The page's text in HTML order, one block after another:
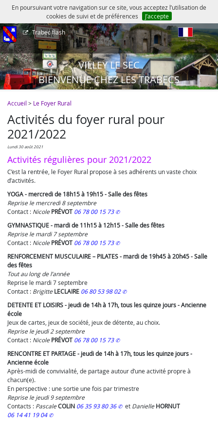
En poursuivant votre navigation sur ce site, vous acceptez l’utilisation de
cookies de suivi et de préférences
J’accepte
Trabec flash
VILLEY LE SEC
BIENVENUE CHEZ LES TRABECS
Accueil > Le Foyer Rural
Activités du foyer rural pour
2021/2022
lundi 30 août 2021
Activités régulières pour 2021/2022
C’est la rentrée, le Foyer Rural propose à ses adhérents un vaste choix
d’activités.
YOGA - mercredi de 18h15 à 19h15 - Salle des fêtes
Reprise le mercredi 8 septembre
Contact : Nicole PRÉVOT 06 78 00 15 73
GYMNASTIQUE - mardi de 11h15 à 12h15 - Salle des fêtes
Reprise le mardi 7 septembre
Contact : Nicole PRÉVOT 06 78 00 15 73
RENFORCEMENT MUSCULAIRE – PILATES - mardi de 19h45 à 20h45 - Salle
des fêtes
Tout au long de l’année
Reprise le mardi 7 septembre
Contact : Brigitte LECLAIRE 06 80 53 98 02
DETENTE ET LOISIRS - jeudi de 14h à 17h, tous les quinze jours - Ancienne
école
Jeux de cartes, jeux de société, jeux de détente, au choix.
Reprise le jeudi 2 septembre
Contact : Nicole PRÉVOT 06 78 00 15 73
RENCONTRE ET PARTAGE - jeudi de 14h à 17h, tous les quinze jours -
Ancienne école
Après-midi de convivialité, de partage autour d’une activité propre à
chacun(e).
En perspective : une sortie une fois par trimestre
Reprise le jeudi 9 septembre
Contacts : PascaleCOLIN 06 35 93 80 36 et Danielle HORNUT
06 14 41 19 04